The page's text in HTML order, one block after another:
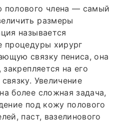
полового члена — самый
размеры
называется
процедуры хирург
связку пениса, она
закрепляется на его
Увеличение
более сложная задача,
под кожу полового
паст, вазелинового